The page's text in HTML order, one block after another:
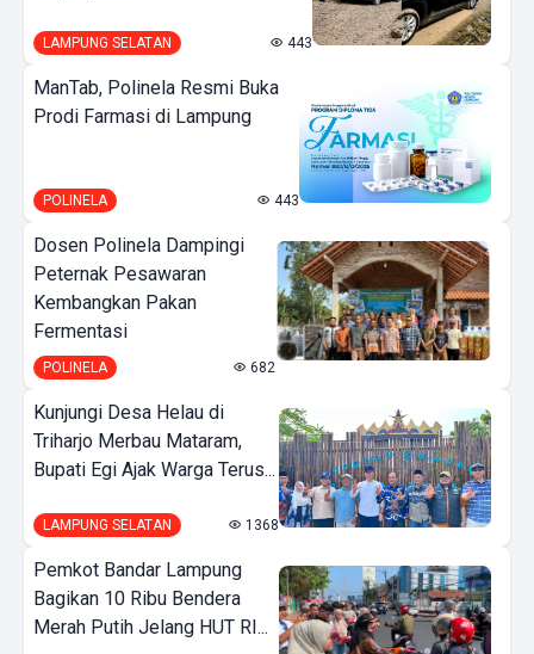
LAMPUNG SELATAN 443
ManTab, Polinela Resmi Buka
Prodi Farmasi di Lampung
POLINELA 443
Dosen Polinela Dampingi
Peternak Pesawaran
Kembangkan Pakan
Fermentasi
POLINELA 682
Kunjungi Desa Helau di
Triharjo Merbau Mataram,
Bupati Egi Ajak Warga Terus...
LAMPUNG SELATAN 1368
Pemkot Bandar Lampung
Bagikan 10 Ribu Bendera
Merah Putih Jelang HUT RI...